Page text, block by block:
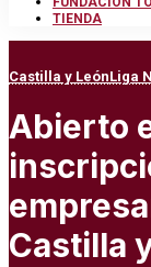
TIENDA
Castilla y LeónLiga
Abierto
Castilla